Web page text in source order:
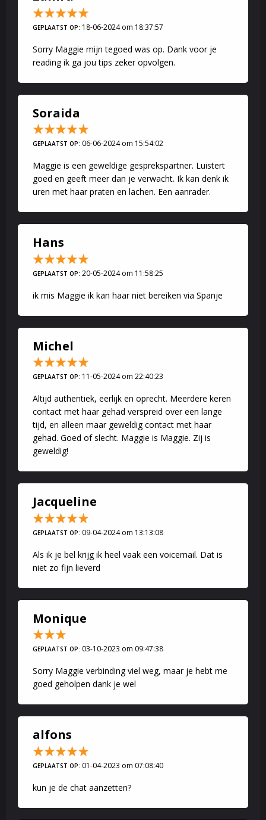
GEPLAATST OP: 18-06-2024 om 18:37:57
Sorry Maggie mijn tegoed was op. Dank voor je
reading ik ga jou tips zeker opvolgen.
Soraida
GEPLAATST OP: 06-06-2024 om 15:54:02
Maggie is een geweldige gesprekspartner. Luistert
goed en geeft meer dan je verwacht. Ik kan denk ik
uren met haar praten en lachen. Een aanrader.
Hans
GEPLAATST OP: 20-05-2024 om 11:58:25
ik mis Maggie ik kan haar niet bereiken via Spanje
Michel
GEPLAATST OP: 11-05-2024 om 22:40:23
Altijd authentiek, eerlijk en oprecht. Meerdere keren
contact met haar gehad verspreid over een lange
tijd, en alleen maar geweldig contact met haar
gehad. Goed of slecht. Maggie is Maggie. Zij is
geweldig!
Jacqueline
GEPLAATST OP: 09-04-2024 om 13:13:08
Als ik je bel krijg ik heel vaak een voicemail. Dat is
niet zo fijn lieverd
Monique
GEPLAATST OP: 03-10-2023 om 09:47:38
Sorry Maggie verbinding viel weg, maar je hebt me
goed geholpen dank je wel
alfons
GEPLAATST OP: 01-04-2023 om 07:08:40
kun je de chat aanzetten?